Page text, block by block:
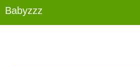
Babyzzz